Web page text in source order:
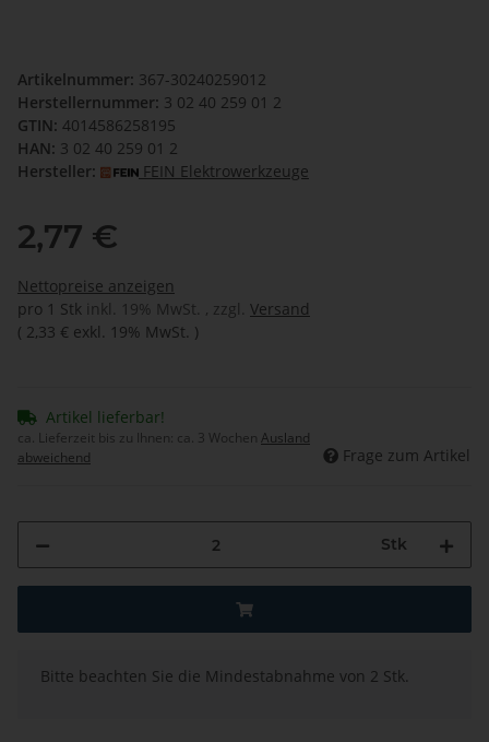
Artikelnummer: 367-30240259012
Herstellernummer: 3 02 40 259 01 2
GTIN: 4014586258195
HAN: 3 02 40 259 01 2
Hersteller:
FEIN Elektrowerkzeuge
2,77 €
Nettopreise anzeigen
pro 1 Stk inkl. 19% MwSt. , zzgl. Versand
( 2,33 € exkl. 19% MwSt. )
Artikel lieferbar!
ca. Lieferzeit bis zu Ihnen: ca. 3 Wochen Ausland
abweichend
Frage zum Artikel
Stk
xBitte beachten Sie die Mindestabnahme von 2 Stk.